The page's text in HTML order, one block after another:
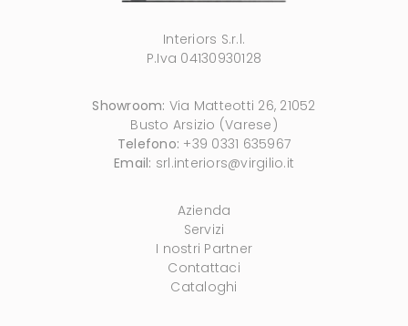
Interiors S.r.l.
P.Iva 04130930128
Showroom: Via Matteotti 26, 21052
Busto Arsizio (Varese)
Telefono: +39 0331 635967
Email: srl.interiors@virgilio.it
Azienda
Servizi
I nostri Partner
Contattaci
Cataloghi